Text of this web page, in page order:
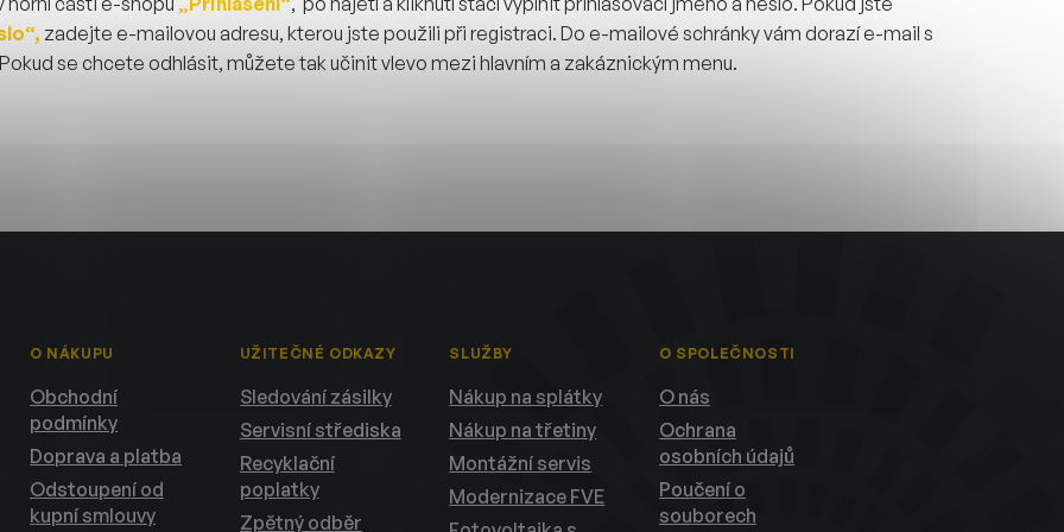
zadejte e-mailovou adresu, kterou jste použili při registraci. Do e-mailové schránky vám dorazí e-mail s
se chcete odhlásit, můžete tak učinit vlevo mezi hlavním a zakáznickým menu.
O NÁKUPU
Obchodní
podmínky
Doprava a platba
Odstoupení od
kupní smlouvy
UŽITEČNÉ ODKAZY
Sledování zásilky
Servisní střediska
Recyklační
poplatky
Zpětný odběr
SLUŽBY
Nákup na splátky
Nákup na třetiny
Montážní servis
Modernizace FVE
O SPOLEČNOSTI
O nás
Ochrana
osobních údajů
Poučení o
souborech